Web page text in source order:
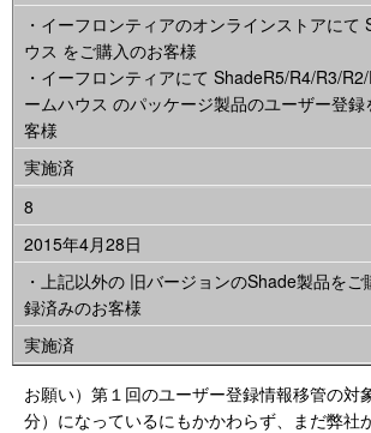
・イーフロンティアのオンラインストアにて
ウス をご購入のお客様
・イーフロンティアにて ShadeR5/R4/R3/
ームハウス のパッケージ製品のユーザー登
客様
実施済
8
2015年4月28日
・上記以外の 旧バージョンのShade製品を
録済みのお客様
実施済
お願い）第１回のユーザー登録情報移管の対
分） になっているにもかかわらず、まだ弊社